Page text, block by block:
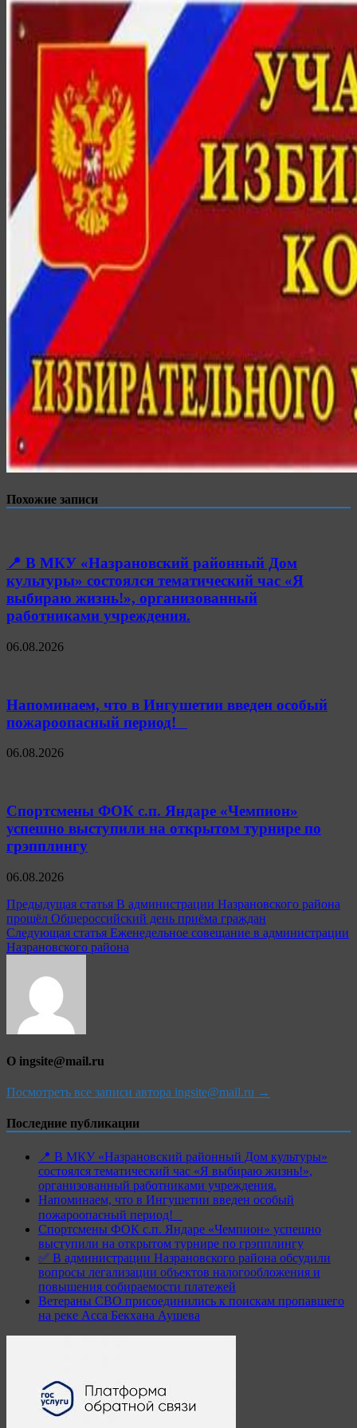
Похожие записи
📍 В МКУ «Назрановский районный Дом
культуры» состоялся тематический час «Я
выбираю жизнь!», организованный
работниками учреждения.
06.08.2026
Напоминаем, что в Ингушетии введен особый
пожароопасный период!⁣⁣⠀
06.08.2026
Спортсмены ФОК с.п. Яндаре «Чемпион»
успешно выступили на открытом турнире по
грэпплингу
06.08.2026
Навигация
по
записям
Предыдущая статья В администрации Назрановского района
прошёл Общероссийский день приёма граждан
Следующая статья Еженедельное совещание в администрации
Назрановского района
О ingsite@mail.ru
Посмотреть все записи автора ingsite@mail.ru →
Последние публикации
📍 В МКУ «Назрановский районный Дом культуры»
состоялся тематический час «Я выбираю жизнь!»,
организованный работниками учреждения.
Напоминаем, что в Ингушетии введен особый
пожароопасный период!⁣⁣⠀
Спортсмены ФОК с.п. Яндаре «Чемпион» успешно
выступили на открытом турнире по грэпплингу
✅ В администрации Назрановского района обсудили
вопросы легализации объектов налогообложения и
повышения собираемости платежей
Ветераны СВО присоединились к поискам пропавшего
на реке Асса Бекхана Аушева